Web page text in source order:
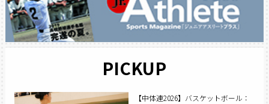
PICKUP
【中体連2026】バスケットボール：